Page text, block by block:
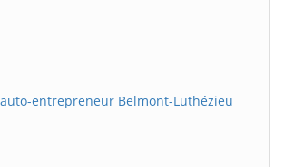
entrepreneur Belmont-Luthézieu